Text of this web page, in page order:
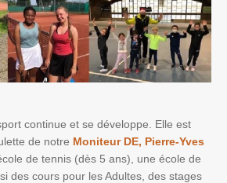
continue et se développe. Elle est
de notre Moniteur DE, Pierre-Yves
de tennis (dès 5 ans), une école de
des cours pour les Adultes, des stages